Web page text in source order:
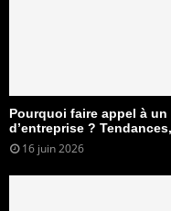
Pourquoi faire appel à
d’entreprise ?
16 juin 2026